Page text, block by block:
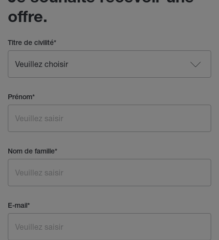
offre.
Titre de civilité*
Prénom*
Nom de famille*
E-mail*